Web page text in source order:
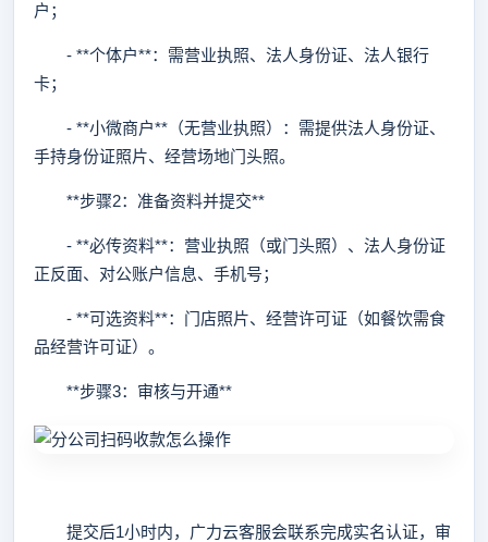
户；
- **个体户**：需营业执照、法人身份证、法人银行
卡；
- **小微商户**（无营业执照）：需提供法人身份证、
手持身份证照片、经营场地门头照。
**步骤2：准备资料并提交**
- **必传资料**：营业执照（或门头照）、法人身份证
正反面、对公账户信息、手机号；
- **可选资料**：门店照片、经营许可证（如餐饮需食
品经营许可证）。
**步骤3：审核与开通**
提交后1小时内，广力云客服会联系完成实名认证，审